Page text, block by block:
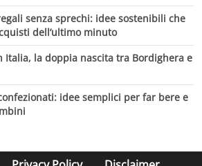
senza sprechi: idee sostenibili che
dell’ultimo minuto
Italia, la doppia nascita tra Bordighera e
idee semplici per far bere e